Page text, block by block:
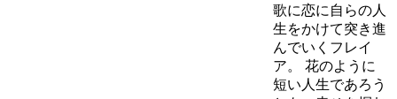
歌に恋に自らの人
生をかけて突き進
んでいくフレイ
ア。 花のように
短い人生であろう